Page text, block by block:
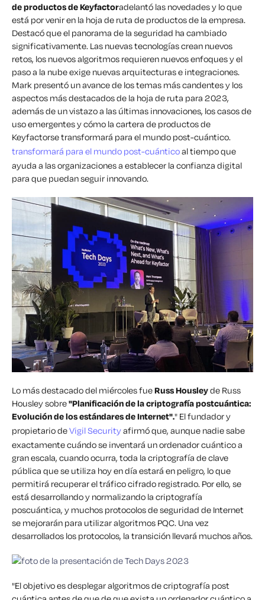
de productos de Keyfactoradelantó las novedades y lo que
está por venir en la hoja de ruta de productos de la empresa.
Destacó que el panorama de la seguridad ha cambiado
significativamente. Las nuevas tecnologías crean nuevos
retos, los nuevos algoritmos requieren nuevos enfoques y el
paso a la nube exige nuevas arquitecturas e integraciones.
Mark presentó un avance de los temas más candentes y los
aspectos más destacados de la hoja de ruta para 2023,
además de un vistazo a las últimas innovaciones, los casos de
uso emergentes y cómo la cartera de productos de
Keyfactorse transformará para el mundo post-cuántico.
transformará para el mundo post-cuánticoal tiempo que
ayuda a las organizaciones a establecer la confianza digital
para que puedan seguir innovando.
Lo más destacado del miércoles fueRuss Housleyde Russ
Housley sobre"Planificación de la criptografía postcuántica:
Evolución de los estándares de Internet"." El fundador y
propietario deVigil Securityafirmó que, aunque nadie sabe
exactamente cuándo se inventará un ordenador cuántico a
gran escala, cuando ocurra, toda la criptografía de clave
pública que se utiliza hoy en día estará en peligro, lo que
permitirá recuperar el tráfico cifrado registrado. Por ello, se
está desarrollando y normalizando la criptografía
poscuántica, y muchos protocolos de seguridad de Internet
se mejorarán para utilizar algoritmos PQC. Una vez
desarrollados los protocolos, la transición llevará muchos años.
"El objetivo es desplegar algoritmos de criptografía post